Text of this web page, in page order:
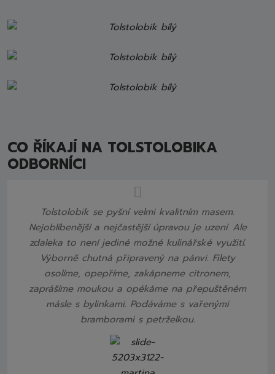
CO ŘÍKAJÍ NA TOLSTOLOBIKA
ODBORNÍCI
Tolstolobik se pyšní velmi kvalitním masem.
Nejoblíbenější a nejčastější úpravou je uzení. Ale
zdaleka to není jediné možné kulinářské využití.
Výborně chutná připravený na pánvi. Filety
osolíme, opepříme, zakápneme citronem,
zaprášíme moukou a opékáme na přepuštěném
másle s bylinkami. Podáváme s vařenými
bramborami s petrželkou.